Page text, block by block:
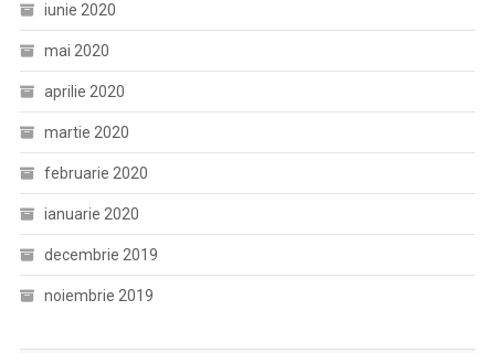
iunie 2020
mai 2020
aprilie 2020
martie 2020
februarie 2020
ianuarie 2020
decembrie 2019
noiembrie 2019